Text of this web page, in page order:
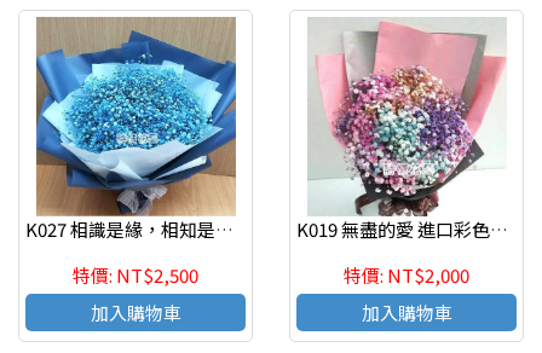
K027 相識是緣，相知是情 乾燥花 情人節花束
特價: NT$2,500
加入購物車
K019 無盡的愛 進口彩色滿天星 店主推薦
特價: NT$2,000
加入購物車